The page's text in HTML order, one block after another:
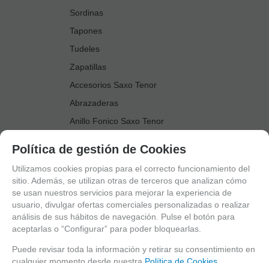
Sordinas
Tapones
Tudeles
Zapatillas
Accesorios Saxo Tenor
Abrazaderas
Anillo Fonico Saxo Tenor
Boquillas
Boquilleros
Cañas
Cortacañas
Deflector Saxo Tenor
Política de gestión de Cookies
Utilizamos cookies propias para el correcto funcionamiento del
sitio. Además, se utilizan otras de terceros que analizan cómo
se usan nuestros servicios para mejorar la experiencia de
usuario, divulgar ofertas comerciales personalizadas o realizar
análisis de sus hábitos de navegación. Pulse el botón para
aceptarlas o “Configurar” para poder bloquearlas.
Puede revisar toda la información y retirar su consentimiento en